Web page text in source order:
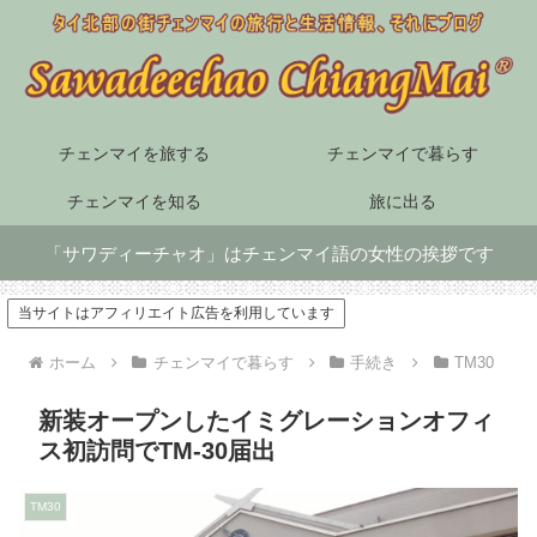
チェンマイを旅する チェンマイで暮らす
チェンマイを知る 旅に出る
「サワディーチャオ」はチェンマイ語の女性の挨拶です
当サイトはアフィリエイト広告を利用しています
ホーム チェンマイで暮らす 手続き TM30
新装オープンしたイミグレーションオフィ
ス初訪問でTM-30届出
TM30